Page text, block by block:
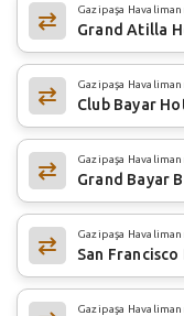
Gazipaşa Havalimanı
Grand Atilla
Gazipaşa Havalimanı
Club Bayar
Gazipaşa Havalimanı
Grand Bayar
Gazipaşa Havalimanı
San
Gazipaşa Havalimanı